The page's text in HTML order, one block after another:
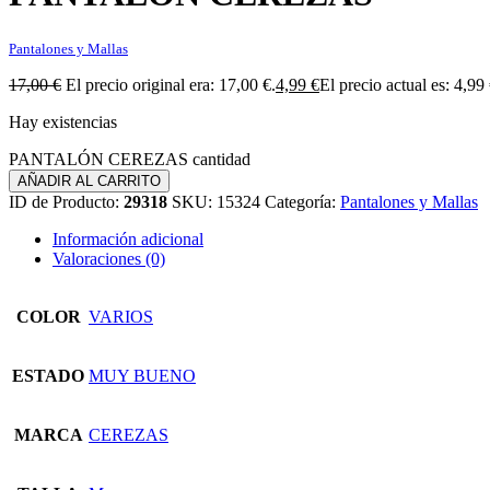
Pantalones y Mallas
17,00€ El precio original era: 17,00 €.4,99 €El precio actual es: 4,99
Hay existencias
PANTALÓN CEREZAS cantidad
AÑADIR AL CARRITO
ID de Producto: 29318 SKU: 15324 Categoría: Pantalones y Mallas
Información adicional
Valoraciones (0)
COLOR VARIOS
ESTADO MUY BUENO
MARCA CEREZAS